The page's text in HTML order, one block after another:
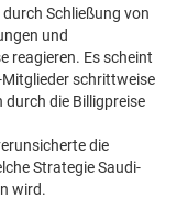
Schließung von
und
reagieren. Es scheint
Mitglieder schrittweise
die Billigpreise
die
Strategie Saudi-
wird.